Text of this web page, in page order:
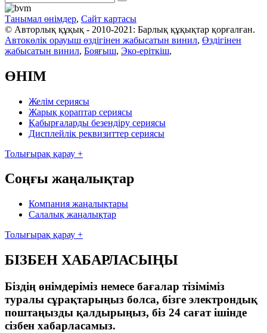
Танымал өнімдер, Сайт картасы
© Авторлық құқық - 2010-2021: Барлық құқықтар қорғалған.
Автокөлік орауыш өздігінен жабысатын винил, Өздігінен
жабысатын винил, Бояғыш, Эко-еріткіш,
ӨНІМ
Желім сериясы
Жарық қораптар сериясы
Қабырғаларды безендіру сериясы
Дисплейлік реквизиттер сериясы
Толығырақ қарау +
Соңғы жаңалықтар
Компания жаңалықтары
Салалық жаңалықтар
Толығырақ қарау +
БІЗБЕН ХАБАРЛАСЫҢЫ
Біздің өнімдеріміз немесе бағалар тізіміміз
туралы сұрақтарыңыз болса, бізге электрондық
поштаңызды қалдырыңыз, біз 24 сағат ішінде
сізбен хабарласамыз.